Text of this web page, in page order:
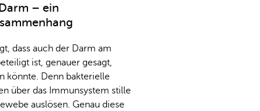
– ein
dass auch der Darm am
ist, genauer gesagt,
könnte. Denn bakterielle
über das Immunsystem stille
auslösen. Genau diese